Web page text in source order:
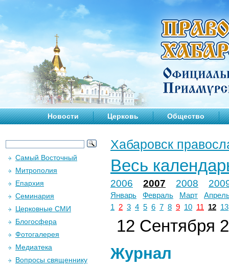
Новости Церковь Общество
Хабаровск
Весь
2006 2007 2008
Январь Февраль Март
1
2 3 4 5 6 7 8 9 10 11 12 13
12 Сентября
Журнал
Самый Восточный
Митрополия
Епархия
Семинария
Церковные СМИ
Блогосфера
Фотогалерея
Медиатека
Вопросы священнику